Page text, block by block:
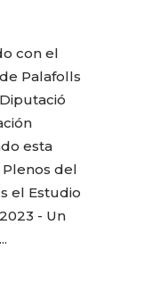
con el
Palafolls
esta
Plenos del
el Estudio
- Un